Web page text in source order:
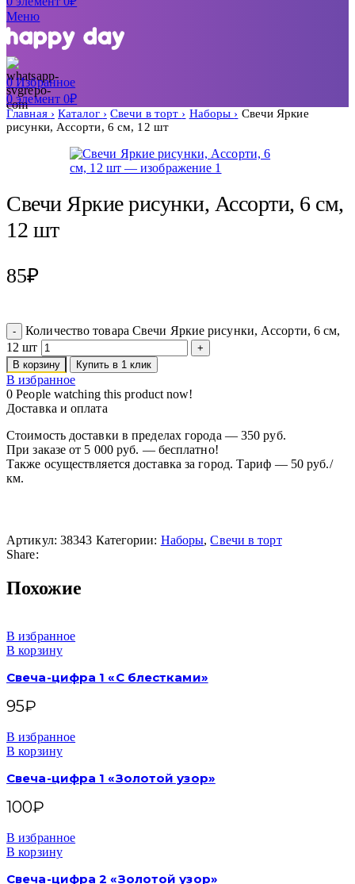
Меню
0Избранное
0элемент 0₽
Главная Каталог Свечи в торт Наборы
Свечи Яркие
рисунки, Ассорти, 6 см, 12 шт
Свечи Яркие рисунки, Ассорти, 6 см,
12 шт
85₽
Количество товара Свечи Яркие рисунки, Ассорти, 6 см,
12 шт
В корзину Купить в 1 клик
В избранное
0 People watching this product now!
Доставка и оплата
Стоимость доставки в пределах города — 350 руб.
При заказе от 5 000 руб. — бесплатно!
Также осуществляется доставка за город. Тариф — 50 руб./
км.
Артикул: 38343 Категории: Наборы, Свечи в торт
Share:
Похожие
В избранное
В корзину
Свеча-цифра 1 «С блестками»
95₽
В избранное
В корзину
Свеча-цифра 1 «Золотой узор»
100₽
В избранное
В корзину
Свеча-цифра 2 «Золотой узор»